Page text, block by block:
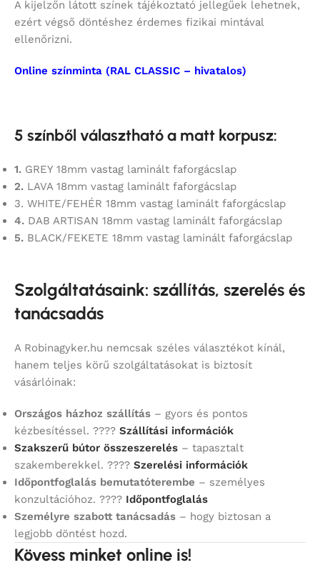
A kijelzőn látott színek tájékoztató jellegűek lehetnek,
ezért végső döntéshez érdemes fizikai mintával
ellenőrizni.
Online színminta (RAL CLASSIC – hivatalos)
5 színből választható a matt korpusz:
1. GREY 18mm vastag laminált faforgácslap
2. LAVA 18mm vastag laminált faforgácslap
3. WHITE/FEHÉR 18mm vastag laminált faforgácslap
4. DAB ARTISAN 18mm vastag laminált faforgácslap
5. BLACK/FEKETE 18mm vastag laminált faforgácslap
Szolgáltatásaink: szállítás, szerelés és
tanácsadás
A Robinagyker.hu nemcsak széles választékot kínál,
hanem teljes körű szolgáltatásokat is biztosít
vásárlóinak:
Országos házhoz szállítás – gyors és pontos
kézbesítéssel. ???? Szállítási információk
Szakszerű bútor összeszerelés – tapasztalt
szakemberekkel. ???? Szerelési információk
Időpontfoglalás bemutatóterembe – személyes
konzultációhoz. ???? Időpontfoglalás
Személyre szabott tanácsadás – hogy biztosan a
legjobb döntést hozd.
Kövess minket online is!